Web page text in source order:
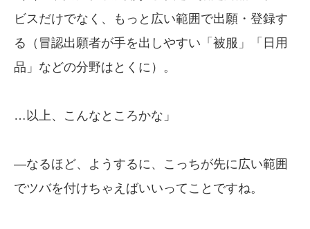
ビスだけでなく、もっと広い範囲で出願・登録す
る（冒認出願者が手を出しやすい「被服」「日用
品」などの分野はとくに）。
…以上、こんなところかな」
—なるほど、ようするに、こっちが先に広い範囲
でツバを付けちゃえばいいってことですね。